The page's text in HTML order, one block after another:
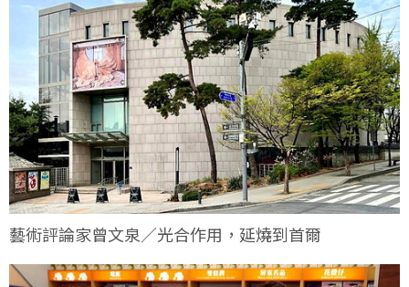
藝術評論家曾文泉／光合作用，延燒到首爾